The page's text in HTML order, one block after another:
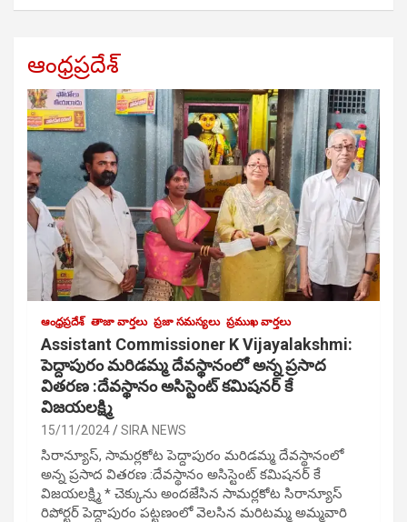
ఆంధ్రప్రదేశ్
ఆంధ్రప్రదేశ్ తాజా వార్తలు ప్రజా సమస్యలు ప్రముఖ వార్తలు
Assistant Commissioner K Vijayalakshmi:
పెద్దాపురం మరిడమ్మ దేవస్థానంలో అన్న ప్రసాద
వితరణ :దేవస్థానం అసిస్టెంట్ కమిషనర్ కే
విజయలక్ష్మి
15/11/2024 SIRA NEWS
సిరాన్యూస్, సామర్లకోట పెద్దాపురం మరిడమ్మ దేవస్థానంలో
అన్న ప్రసాద వితరణ :దేవస్థానం అసిస్టెంట్ కమిషనర్ కే
విజయలక్ష్మి * చెక్కును అందజేసిన సామర్లకోట సిరాన్యూస్
రిపోర్టర్ పెద్దాపురం పట్టణంలో వెలసిన మరిటమ్మ అమ్మవారి